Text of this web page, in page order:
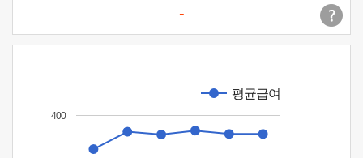
-
평균급여
400